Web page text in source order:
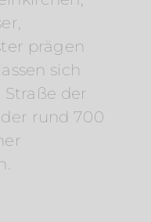
prägen
sich
der
rund 700